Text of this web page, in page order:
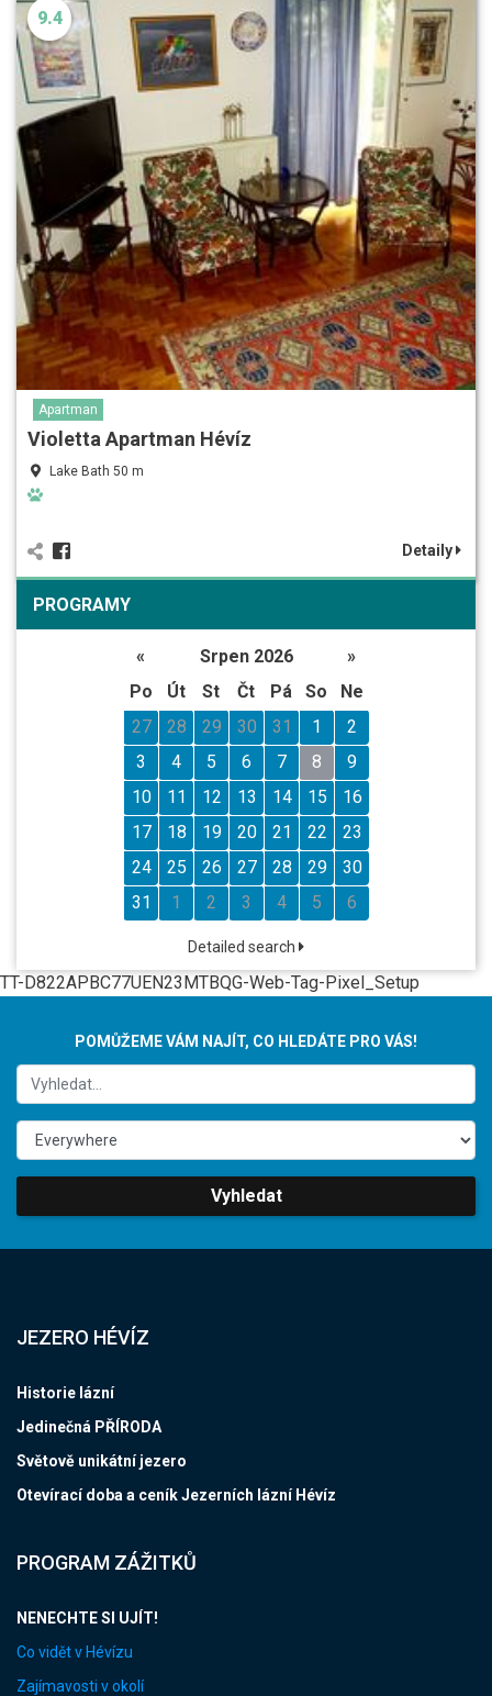
9.4
Apartman
Violetta Apartman Hévíz
Lake Bath 50 m
Detaily
PROGRAMY
« Srpen 2026
»
Po
Út St Čt Pá So
Ne
27
28 29 30 31 1
2
3
4 5 6 7 8
9
10
11 12 13 14 15
16
17
18 19 20 21 22
23
24
25 26 27 28 29
30
31
1 2 3 4 5 6
Detailed search
TT-D822APBC77UEN23MTBQG-Web-Tag-Pixel_Setup
POMŮŽEME VÁM NAJÍT, CO HLEDÁTE PRO VÁS!
Vyhledat
JEZERO HÉVÍZ
Historie lázní
Jedinečná PŘÍRODA
Světově unikátní jezero
Otevírací doba a ceník Jezerních lázní Hévíz
PROGRAM ZÁŽITKŮ
NENECHTE SI UJÍT!
Co vidět v Hévízu
Zajímavosti v okolí